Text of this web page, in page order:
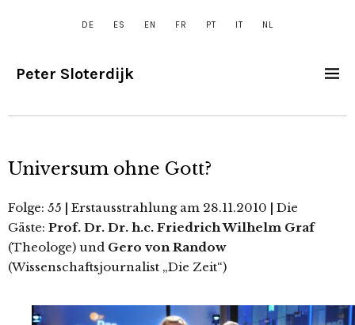
DE ES EN FR PT IT NL
Peter Sloterdijk
Universum ohne Gott?
Folge: 55 | Erstausstrahlung am 28.11.2010 | Die
Gäste: Prof. Dr. Dr. h.c. Friedrich Wilhelm Graf
(Theologe) und Gero von Randow
(Wissenschaftsjournalist „Die Zeit“)